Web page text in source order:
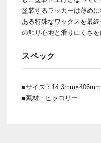
塗装するラッカーは薄め
ある特殊なワックスを最
の触り心地と滑りにくさを
スペック
■サイズ：14.3mm×406mm
■素材：ヒッコリー